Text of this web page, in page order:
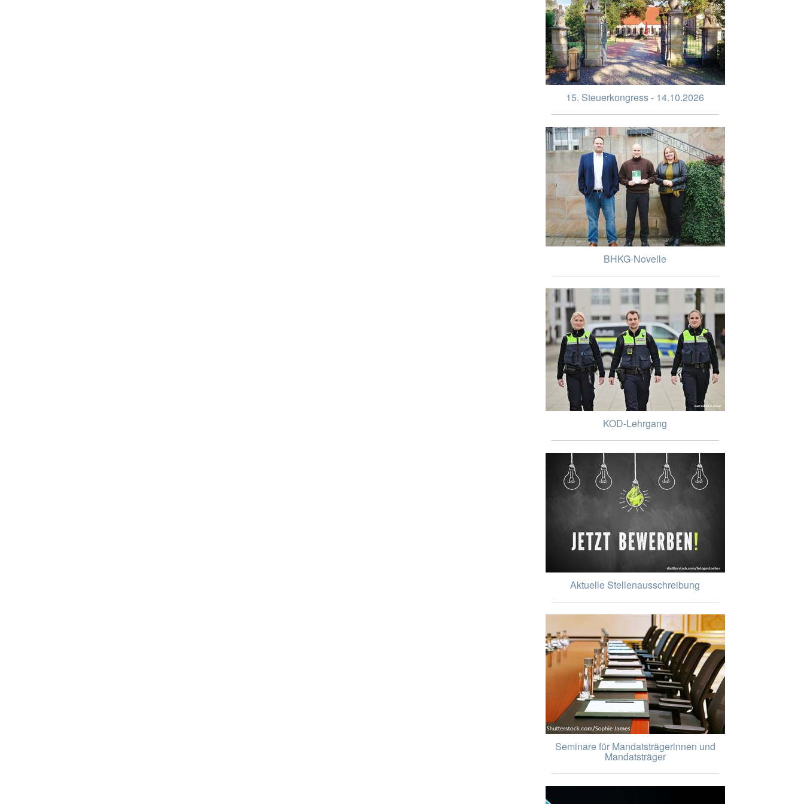
15. Steuerkongress - 14.10.2026
BHKG-Novelle
KOD-Lehrgang
Aktuelle Stellenausschreibung
Seminare für Mandatsträgerinnen und
Mandatsträger